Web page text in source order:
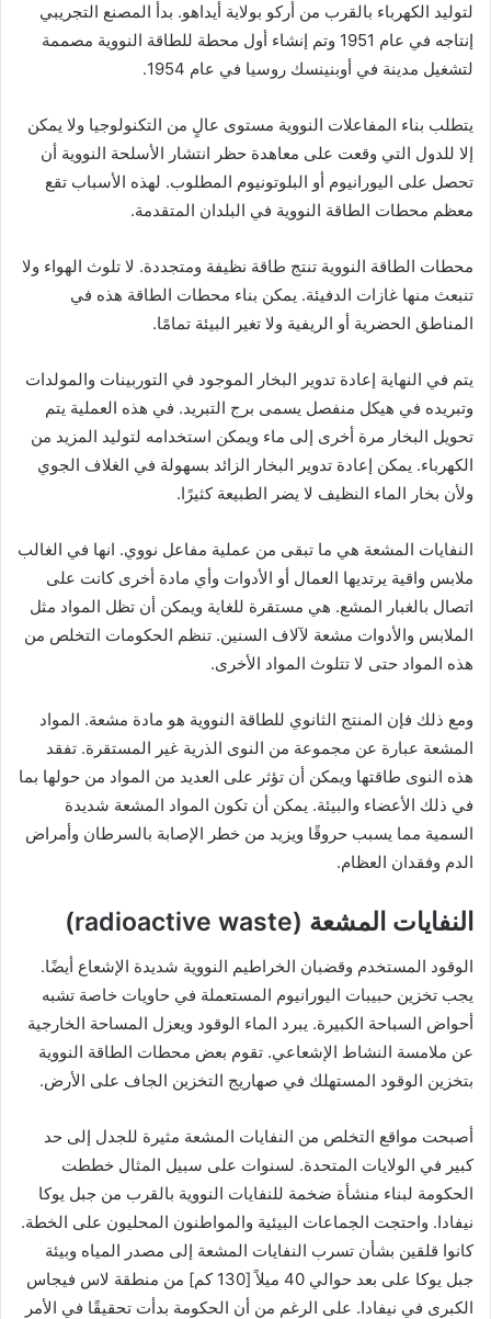
لتوليد الكهرباء بالقرب من أركو بولاية أيداهو. بدأ المصنع التجريبي
إنتاجه في عام 1951 وتم إنشاء أول محطة للطاقة النووية مصممة
لتشغيل مدينة في أوبنينسك روسيا في عام 1954.
يتطلب بناء المفاعلات النووية مستوى عالٍ من التكنولوجيا ولا يمكن
إلا للدول التي وقعت على معاهدة حظر انتشار الأسلحة النووية أن
تحصل على اليورانيوم أو البلوتونيوم المطلوب. لهذه الأسباب تقع
معظم محطات الطاقة النووية في البلدان المتقدمة.
محطات الطاقة النووية تنتج طاقة نظيفة ومتجددة. لا تلوث الهواء ولا
تنبعث منها غازات الدفيئة. يمكن بناء محطات الطاقة هذه في
المناطق الحضرية أو الريفية ولا تغير البيئة تمامًا.
يتم في النهاية إعادة تدوير البخار الموجود في التوربينات والمولدات
وتبريده في هيكل منفصل يسمى برج التبريد. في هذه العملية يتم
تحويل البخار مرة أخرى إلى ماء ويمكن استخدامه لتوليد المزيد من
الكهرباء. يمكن إعادة تدوير البخار الزائد بسهولة في الغلاف الجوي
ولأن بخار الماء النظيف لا يضر الطبيعة كثيرًا.
النفايات المشعة هي ما تبقى من عملية مفاعل نووي. انها في الغالب
ملابس واقية يرتديها العمال أو الأدوات وأي مادة أخرى كانت على
اتصال بالغبار المشع. هي مستقرة للغاية ويمكن أن تظل المواد مثل
الملابس والأدوات مشعة لآلاف السنين. تنظم الحكومات التخلص من
هذه المواد حتى لا تتلوث المواد الأخرى.
ومع ذلك فإن المنتج الثانوي للطاقة النووية هو مادة مشعة. المواد
المشعة عبارة عن مجموعة من النوى الذرية غير المستقرة. تفقد
هذه النوى طاقتها ويمكن أن تؤثر على العديد من المواد من حولها بما
في ذلك الأعضاء والبيئة. يمكن أن تكون المواد المشعة شديدة
السمية مما يسبب حروقًا ويزيد من خطر الإصابة بالسرطان وأمراض
الدم وفقدان العظام.
النفايات المشعة (radioactive waste)
الوقود المستخدم وقضبان الخراطيم النووية شديدة الإشعاع أيضًا.
يجب تخزين حبيبات اليورانيوم المستعملة في حاويات خاصة تشبه
أحواض السباحة الكبيرة. يبرد الماء الوقود ويعزل المساحة الخارجية
عن ملامسة النشاط الإشعاعي. تقوم بعض محطات الطاقة النووية
بتخزين الوقود المستهلك في صهاريج التخزين الجاف على الأرض.
أصبحت مواقع التخلص من النفايات المشعة مثيرة للجدل إلى حد
كبير في الولايات المتحدة. لسنوات على سبيل المثال خططت
الحكومة لبناء منشأة ضخمة للنفايات النووية بالقرب من جبل يوكا
نيفادا. واحتجت الجماعات البيئية والمواطنون المحليون على الخطة.
كانوا قلقين بشأن تسرب النفايات المشعة إلى مصدر المياه وبيئة
جبل يوكا على بعد حوالي 40 ميلاً [130 كم] من منطقة لاس فيجاس
الكبرى في نيفادا. على الرغم من أن الحكومة بدأت تحقيقًا في الأمر